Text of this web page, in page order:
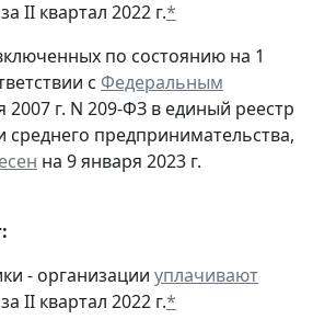
II квартал 2022 г.*
по состоянию на 1
с Федеральным
2007 г. N 209-ФЗ в единый реестр
среднего предпринимательства,
на 9 января 2023 г.
- организации уплачивают
II квартал 2022 г.*